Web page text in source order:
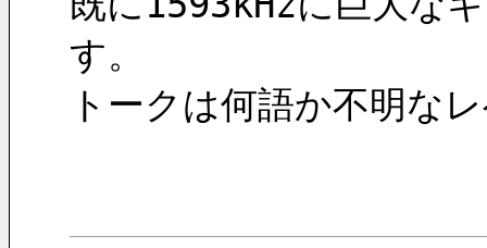
す。
トークは何語か不明な